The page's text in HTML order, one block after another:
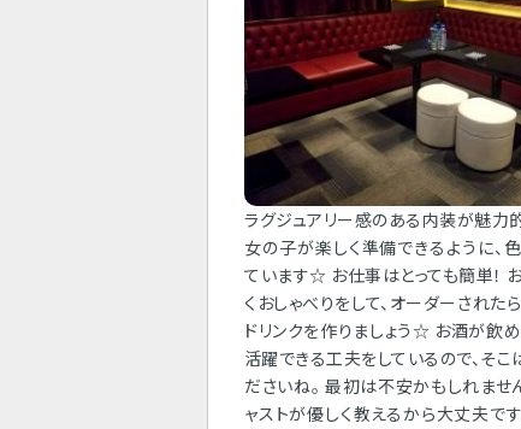
ラグジュアリー感のある内装が魅力
女の子が楽しく準備できるように、
ています☆ お仕事はとっても簡単！
くおしゃべりをして、オーダーされた
ドリンクを作りましょう☆ お酒が飲
活躍できる工夫をしているので、そこ
ださいね。 最初は不安かもしれませ
ャストが優しく教えるから大丈夫です